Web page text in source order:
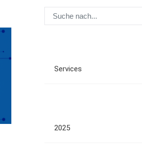
Services
2025